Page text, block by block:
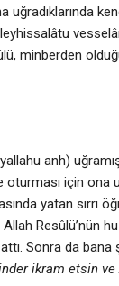
uğradıklarında
minberden
anh)
oturması için ona
yatan sırrı
Resûlü’nün
Sonra da bana
ikram etsin